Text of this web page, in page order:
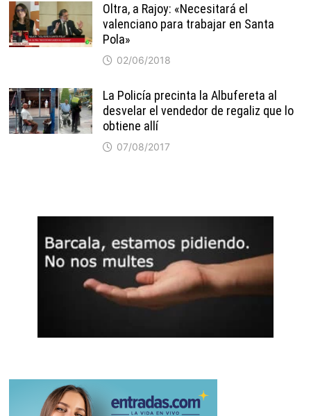
Oltra, a Rajoy: «Necesitará el
valenciano para trabajar en Santa
Pola»
02/06/2018
La Policía precinta la Albufereta al
desvelar el vendedor de regaliz que lo
obtiene allí
07/08/2017